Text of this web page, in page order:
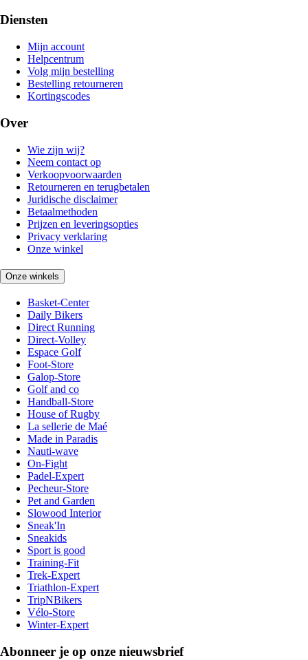
Diensten
Mijn account
Helpcentrum
Volg mijn bestelling
Bestelling retourneren
Kortingscodes
Over
Wie zijn wij?
Neem contact op
Verkoopvoorwaarden
Retourneren en terugbetalen
Juridische disclaimer
Betaalmethoden
Prijzen en leveringsopties
Privacy verklaring
Onze winkel
Onze winkels
Basket-Center
Daily Bikers
Direct Running
Direct-Volley
Espace Golf
Foot-Store
Galop-Store
Golf and co
Handball-Store
House of Rugby
La sellerie de Maé
Made in Paradis
Nauti-wave
On-Fight
Padel-Expert
Pecheur-Store
Pet and Garden
Slowood Interior
Sneak'In
Sneakids
Sport is good
Training-Fit
Trek-Expert
Triathlon-Expert
TripNBikers
Vélo-Store
Winter-Expert
Abonneer je op onze nieuwsbrief